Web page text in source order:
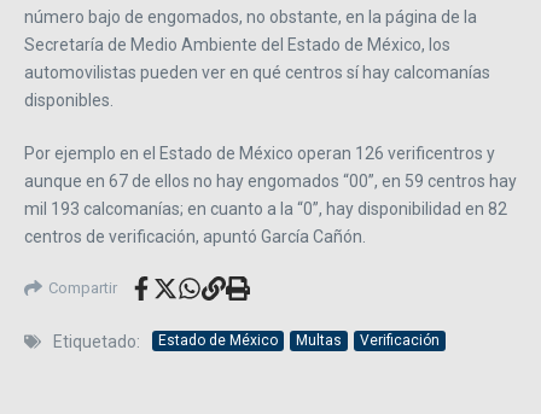
número bajo de engomados, no obstante, en la página de la
Secretaría de Medio Ambiente del Estado de México, los
automovilistas pueden ver en qué centros sí hay calcomanías
disponibles.
Por ejemplo en el Estado de México operan 126 verificentros y
aunque en 67 de ellos no hay engomados “00”, en 59 centros hay
mil 193 calcomanías; en cuanto a la “0”, hay disponibilidad en 82
centros de verificación, apuntó García Cañón.
Compartir
Etiquetado: Estado de México Multas Verificación